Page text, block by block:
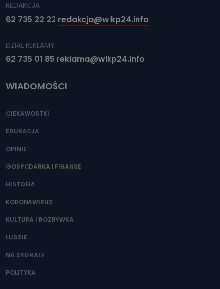
REDAKCJA
62 735 22 22 redakcja@wlkp24.info
DZIAŁ REKLAMY
62 735 01 85 reklama@wlkp24.info
WIADOMOŚCI
CIEKAWOSTKI
EDUKACJA
OPINIE
GOSPODARKA I FINANSE
HISTORIA
KORONAWIRUS
KULTURA I ROZRYWKA
LUDZIE
NA SYGNALE
POLITYKA